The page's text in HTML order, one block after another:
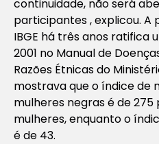
continuidade, não será
participantes , explicou. A
IBGE há três anos ratifica
2001 no Manual de
Razões Étnicas do
mostrava que o índice de
mulheres negras é de 275
mulheres, enquanto o
é de 43.